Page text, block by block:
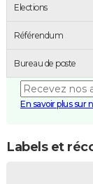
Elections
Référendum
Bureau de poste
En savoir plus sur
Labels et